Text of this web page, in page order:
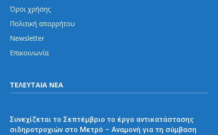
Όροι χρήσης
Πολιτική απορρήτου
Newsletter
Επικοινωνία
ΤΕΛΕΥΤΑΙΑ ΝΕΑ
Συνεχίζεται το Σεπτέμβριο το έργο αντικατάστασης
σιδηροτροχιών στο Μετρό – Αναμονή για τη σύμβαση